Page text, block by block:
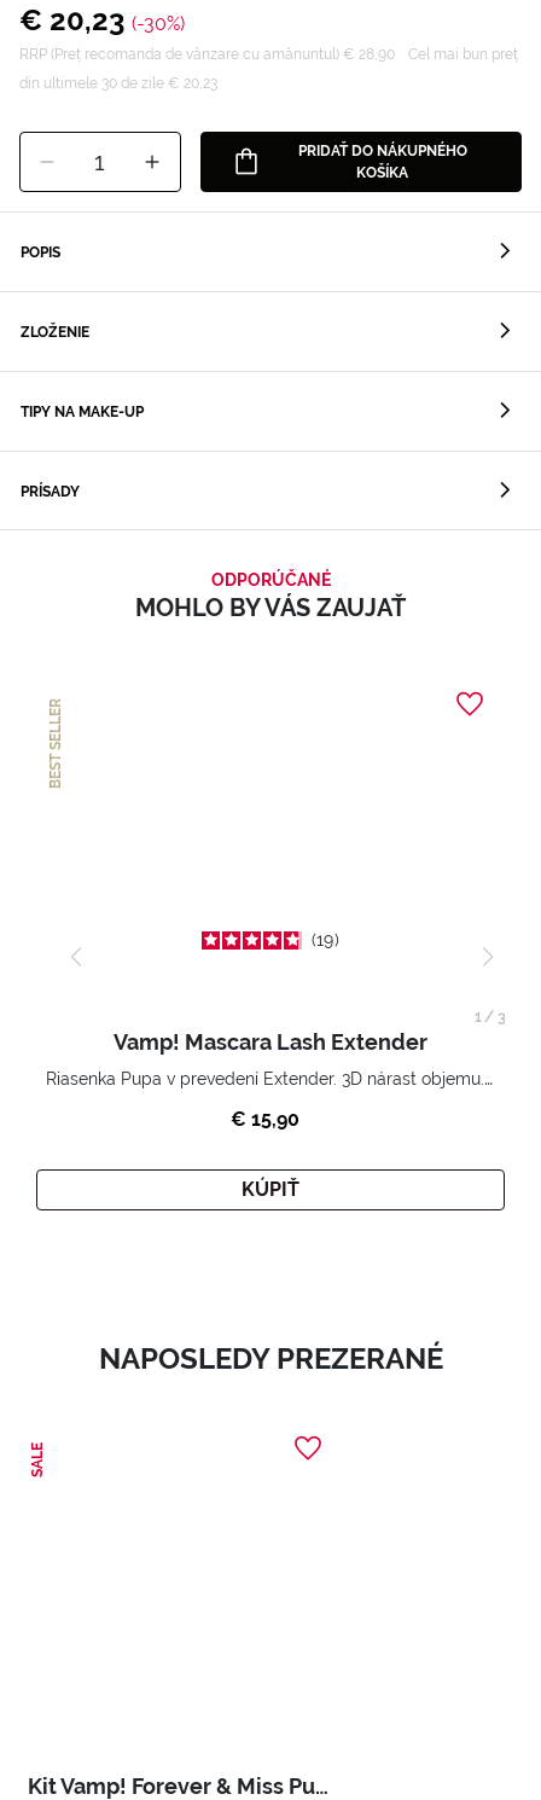
€ 20,23 (-30%)
RRP (Preț recomanda de vânzare cu amănuntul) € 28,90
Cel mai bun preț
din ultimele 30 de zile € 20,23
1
PRIDAŤ DO NÁKUPNÉHO
KOŠÍKA
POPIS
ZLOŽENIE
TIPY NA MAKE-UP
PRÍSADY
ODPORÚČANÉ
MOHLO BY VÁS ZAUJAŤ
BEST SELLER
19
Vamp! Mascara Lash Extender
Riasenka Pupa v prevedení Extender. 3D nárast objemu. Nekonečne zhutnené a nadvihnuté riasy.
€ 15,90
KÚPIŤ
1 / 3
NAPOSLEDY PREZERANÉ
SALE
Kit Vamp! Forever & Miss Pupa Gloss